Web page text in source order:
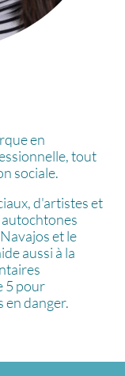
en
tout
sociale.
d'artistes et
et le
aussi à la
5 pour
danger.